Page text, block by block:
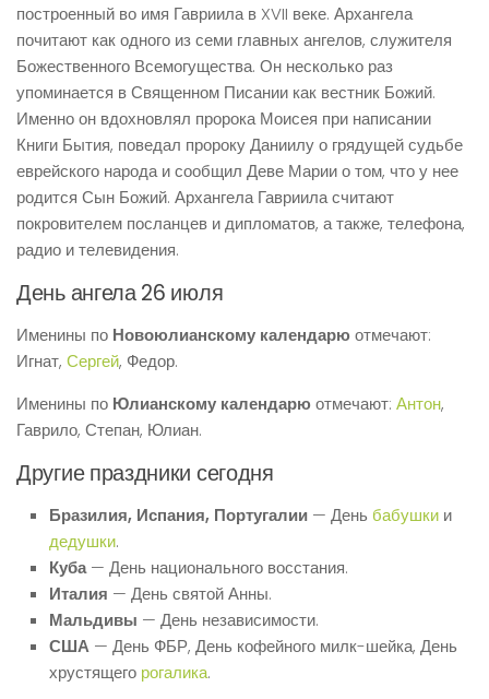
построенный во имя Гавриила в XVII веке. Архангела
почитают как одного из семи главных ангелов, служителя
Божественного Всемогущества. Он несколько раз
упоминается в Священном Писании как вестник Божий.
Именно он вдохновлял пророка Моисея при написании
Книги Бытия, поведал пророку Даниилу о грядущей судьбе
еврейского народа и сообщил Деве Марии о том, что у нее
родится Сын Божий. Архангела Гавриила считают
покровителем посланцев и дипломатов, а также, телефона,
радио и телевидения.
День ангела 26 июля
Именины по Новоюлианскому календарюотмечают:
Игнат, Сергей, Федор.
Именины по Юлианскому календарюотмечают: Антон,
Гаврило, Степан, Юлиан.
Другие праздники сегодня
Бразилия, Испания, Португалии — День бабушки и
дедушки.
Куба— День национального восстания.
Италия — День святой Анны.
Мальдивы — День независимости.
США — День ФБР, День кофейного милк-шейка, День
хрустящего рогалика.